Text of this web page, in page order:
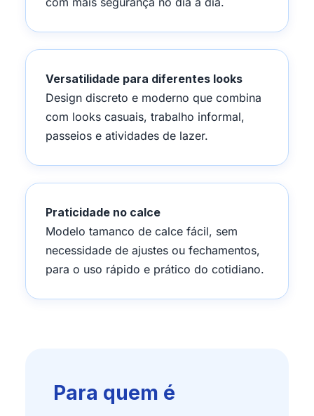
Versatilidade para diferentes looks
Design discreto e moderno que combina
com looks casuais, trabalho informal,
passeios e atividades de lazer.
Praticidade no calce
Modelo tamanco de calce fácil, sem
necessidade de ajustes ou fechamentos,
para o uso rápido e prático do cotidiano.
Para quem é